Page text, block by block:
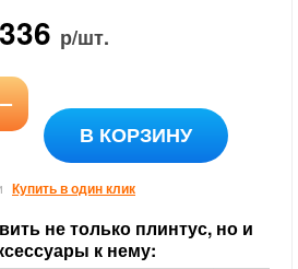
336 р/шт.
–
В КОРЗИНУ
Купить в один клик
не только плинтус, но и
к нему: